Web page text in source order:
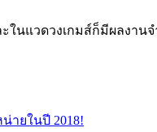
ในแวดวงเกมส์ก็มีผลงาน